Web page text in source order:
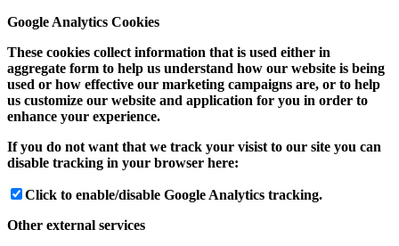
Google Analytics Cookies
These cookies collect information that is used either in
aggregate form to help us understand how our website is being
used or how effective our marketing campaigns are, or to help
us customize our website and application for you in order to
enhance your experience.
If you do not want that we track your visist to our site you can
disable tracking in your browser here:
Click to enable/disable Google Analytics tracking.
Other external services